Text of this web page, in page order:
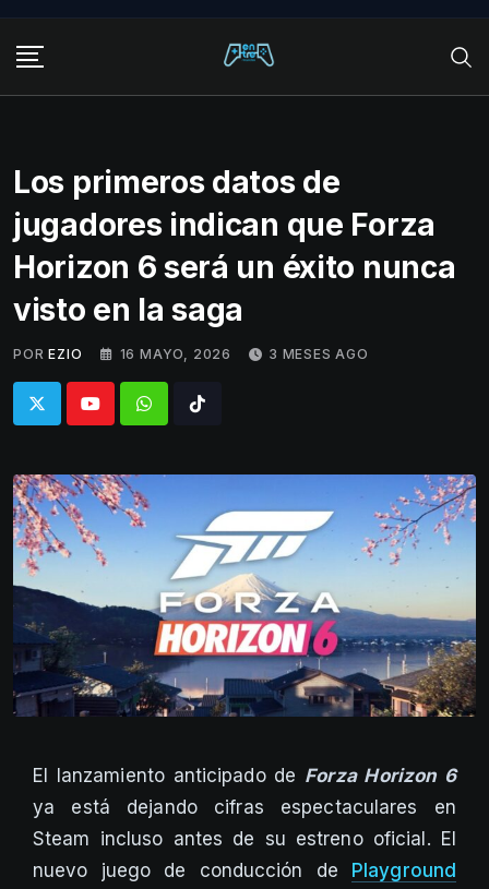
content
Los primeros datos de
jugadores indican que Forza
Horizon 6 será un éxito nunca
visto en la saga
POR EZIO 16 MAYO, 2026 3 MESES AGO
WhatsappTiktok
El lanzamiento anticipado de Forza Horizon 6
ya está dejando cifras espectaculares en
Steam incluso antes de su estreno oficial. El
nuevo juego de conducción de Playground